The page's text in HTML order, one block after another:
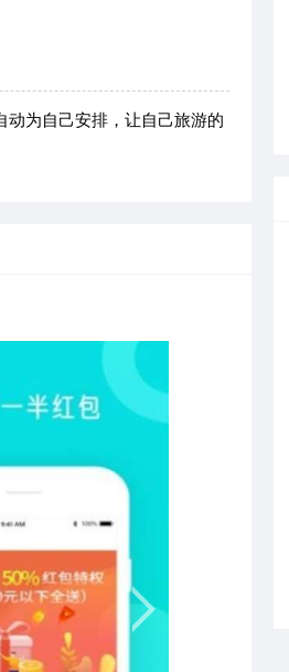
为自己安排，让自己旅游的